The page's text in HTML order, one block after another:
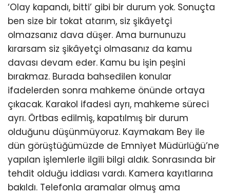
‘Olay kapandı, bitti’ gibi bir durum yok. Sonuçta
ben size bir tokat atarım, siz şikâyetçi
olmazsanız dava düşer. Ama burnunuzu
kırarsam siz şikâyetçi olmasanız da kamu
davası devam eder. Kamu bu işin peşini
bırakmaz. Burada bahsedilen konular
ifadelerden sonra mahkeme önünde ortaya
çıkacak. Karakol ifadesi ayrı, mahkeme süreci
ayrı. Örtbas edilmiş, kapatılmış bir durum
olduğunu düşünmüyoruz. Kaymakam Bey ile
dün görüştüğümüzde de Emniyet Müdürlüğü’ne
yapılan işlemlerle ilgili bilgi aldık. Sonrasında bir
tehdit olduğu iddiası vardı. Kamera kayıtlarına
bakıldı. Telefonla aramalar olmuş ama